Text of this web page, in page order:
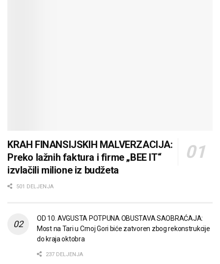
KRAH FINANSIJSKIH MALVERZACIJA:
Preko lažnih faktura i firme „BEE IT“
izvlačili milione iz budžeta
501 DELJENJA
OD 10. AVGUSTA POTPUNA OBUSTAVA SAOBRAĆAJA:
Most na Tari u Crnoj Gori biće zatvoren zbog rekonstrukcije
do kraja oktobra
237 DELJENJA